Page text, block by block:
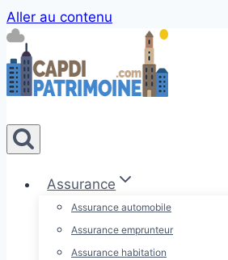
Aller au contenu
Assurance
Assurance automobile
Assurance emprunteur
Assurance habitation